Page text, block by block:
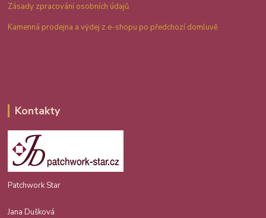
Zásady zpracování osobních údajů
Kamenná prodejna a výdej z e-shopu po předchozí domluvě
Kontakty
Patchwork Star
Jana Dušková